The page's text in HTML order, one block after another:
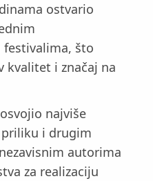
ostvario
što
kvalitet i značaj na
najviše
i drugim
autorima
za realizaciju